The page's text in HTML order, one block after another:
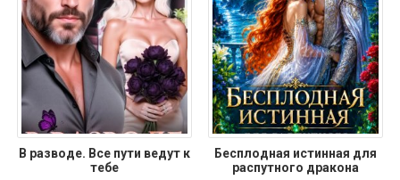
В разводе. Все пути ведут к
тебе
Бесплодная истинная для
распутного дракона